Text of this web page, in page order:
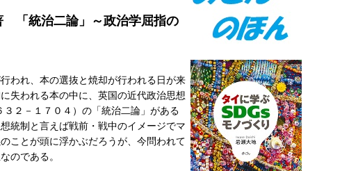
「統治二論」～政治学屈指の
れ、本の選抜と焼却が行われる日が来
失われる本の中に、英国の近代政治思想
２－１７０４）の「統治二論」がある
統制と言えば戦前・戦中のイメージでマ
ことが頭に浮かぶだろうが、今問われて
のである。